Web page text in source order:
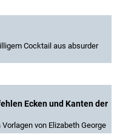
Cocktail aus absurder
Ecken und Kanten der
von Elizabeth George